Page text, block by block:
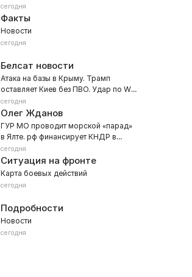
Соловьев не выдержал
сегодня
Факты
Новости
сегодня
Белсат новости
Атака на базы в Крыму. Трамп
оставляет Киев без ПВО. Удар по WB
в Екатеринбурге
сегодня
Олег Жданов
ГУР МО проводит морской «парад»
в Ялте. рф финансирует КНДР в
обход санкций
сегодня
Ситуация на фронте
Карта боевых действий
сегодня
Подробности
Новости
сегодня